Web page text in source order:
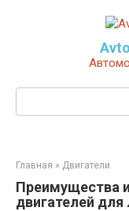
Главная » Двигатели
Преимущества
двигателей